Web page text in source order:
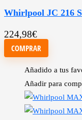
Whirlpool JC 216
224,98€
COMPRAR
Añadido a tus
Añadir para